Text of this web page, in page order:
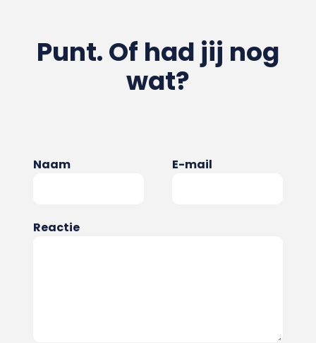
Punt. Of had jij nog
wat?
Naam E-mail
Reactie